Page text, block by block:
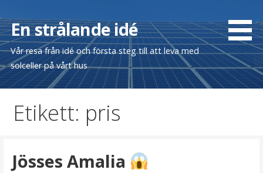
till
innehåll
En strålande idé
Vår resa från idé och första steg till att leva med
solceller på vårt hus
Etikett: pris
Jösses Amalia